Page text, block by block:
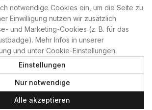
notwendige Cookies ein, um die Seite zu
Einwilligung nutzen wir zusätzlich
und Marketing-Cookies (z. B. für das
Mehr Infos in unserer
und unter Cookie-Einstellungen.
Einstellungen
Nur notwendige
Alle akzeptieren
Plan B. Alle Rechte vorbehalten.